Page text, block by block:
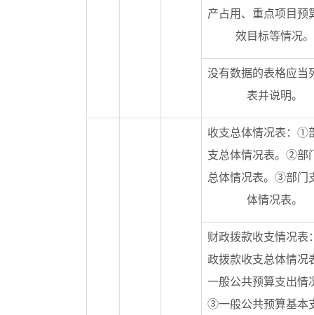
产占用、重点项目预
效目标等情况。
没有数据的表格应当
表并说明。
收支总体情况表：①
支总体情况表。②部
总体情况表。③部门
体情况表。
财政拨款收支情况
政拨款收支总体情
一般公共预算支出情
③一般公共预算基本